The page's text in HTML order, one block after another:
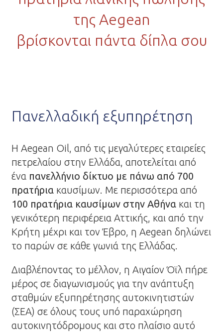
της Aegean
βρίσκονται πάντα δίπλα σου
Πανελλαδική εξυπηρέτηση
Η Aegean Oil, από τις μεγαλύτερες εταιρείες
πετρελαίου στην Ελλάδα, αποτελείται από
ένα πανελλήνιο δίκτυο με πάνω από 700
πρατήρια καυσίμων. Με περισσότερα από
100 πρατήρια καυσίμων στην Αθήνα και τη
γενικότερη περιφέρεια Αττικής, και από την
Κρήτη μέχρι και τον Έβρο, η Aegean δηλώνει
το παρών σε κάθε γωνιά της Ελλάδας.
Διαβλέποντας το μέλλον, η Αιγαίον Όϊλ πήρε
μέρος σε διαγωνισμούς για την ανάπτυξη
σταθμών εξυπηρέτησης αυτοκινητιστών
(ΣΕΑ) σε όλους τους υπό παραχώρηση
αυτοκινητόδρομους και στο πλαίσιο αυτό